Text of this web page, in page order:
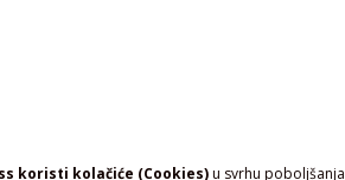
koristi kolačiće (Cookies)u svrhu